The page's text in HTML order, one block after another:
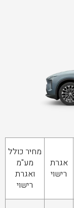
אגרת
רישוי
מחיר כולל
מע"מ
ואגרת
רישוי